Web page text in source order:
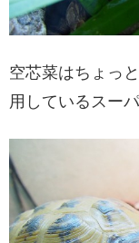
空芯菜はちょっ
用しているスー